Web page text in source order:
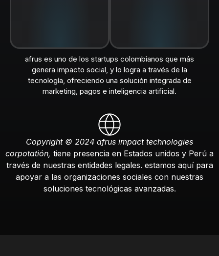
afrus es uno de los startups colombianos que más
genera impacto social, y lo logra a través de la
tecnología, ofreciendo una solución integrada de
marketing, pagos e inteligencia artificial.
Copyright © 2024 afrus impact technologies
corpotatión, tiene presencia en Estados unidos y Perú a
través de nuestras entidades legales. estamos aquí para
apoyar a las organizaciones sociales con nuestras
soluciones tecnológicas avanzadas.